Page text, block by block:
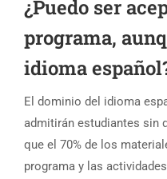
¿Puedo ser
programa,
idioma
El dominio del idioma
admitirán estudiantes sin
que el 70% de los
programa y las